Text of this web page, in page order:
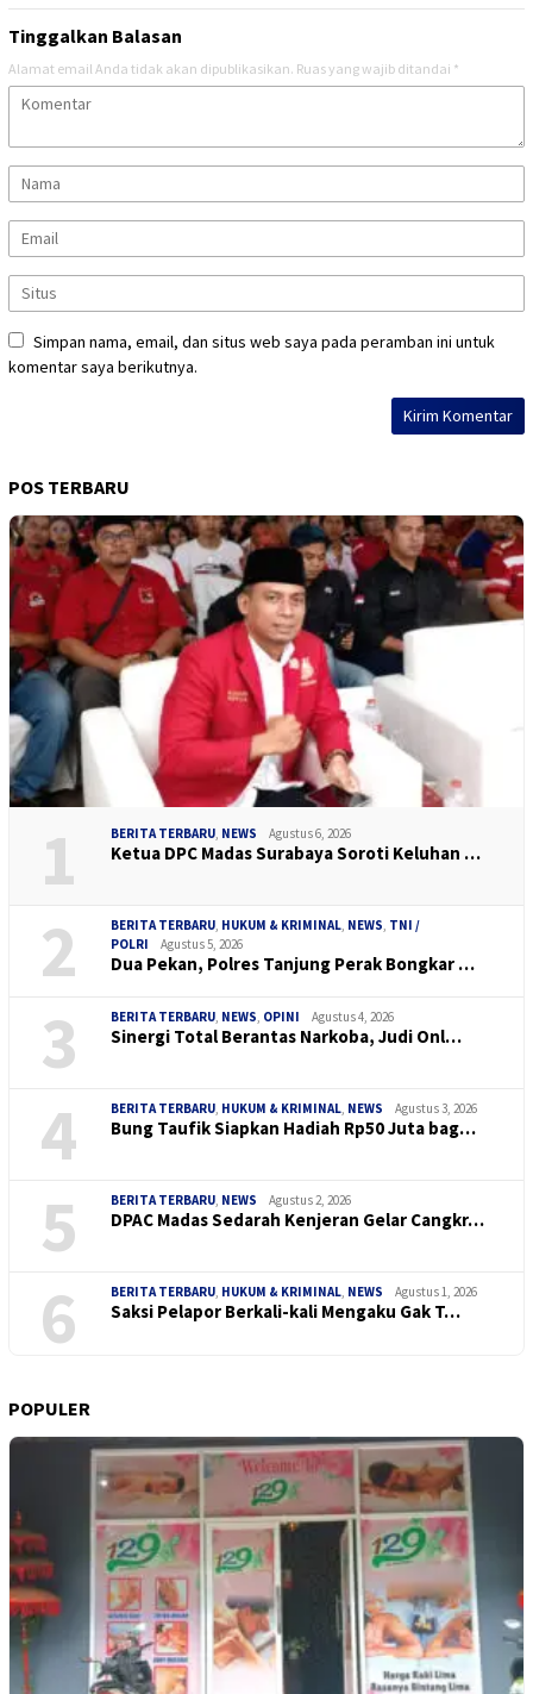
Tinggalkan Balasan
Alamat email Anda tidak akan dipublikasikan. Ruas yang wajib ditandai *
Simpan nama, email, dan situs web saya pada peramban ini untuk
komentar saya berikutnya.
POS TERBARU
1 BERITA TERBARU, NEWS Agustus 6, 2026
Ketua DPC Madas Surabaya Soroti Keluhan …
2 BERITA TERBARU, HUKUM & KRIMINAL, NEWS, TNI /
POLRI
Agustus 5, 2026
Dua Pekan, Polres Tanjung Perak Bongkar …
3 BERITA TERBARU, NEWS, OPINI Agustus 4, 2026
Sinergi Total Berantas Narkoba, Judi Onl…
4 BERITA TERBARU, HUKUM & KRIMINAL, NEWS Agustus 3, 2026
Bung Taufik Siapkan Hadiah Rp50 Juta bag…
5 BERITA TERBARU, NEWS Agustus 2, 2026
DPAC Madas Sedarah Kenjeran Gelar Cangkr…
6 BERITA TERBARU, HUKUM & KRIMINAL, NEWS Agustus 1, 2026
Saksi Pelapor Berkali-kali Mengaku Gak T…
POPULER